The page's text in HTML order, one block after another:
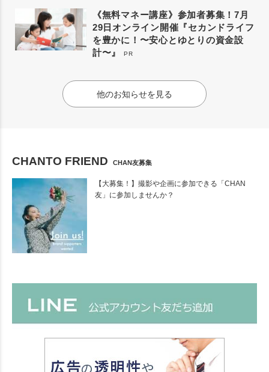
《無料マネー講座》参加者募集！7月
29日オンライン開催『セカンドライフ
を豊かに！〜安心とゆとりの資金設
計〜』
PR
他のお知らせを見る
CHANTO FRIEND CHAN友募集
【大募集！】撮影や企画に参加できる「CHAN
友」に参加しませんか？